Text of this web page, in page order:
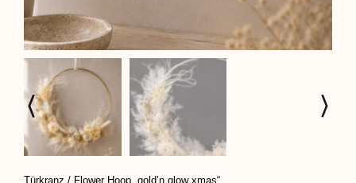
Türkranz / Flower Hoop „gold’n glow xmas“